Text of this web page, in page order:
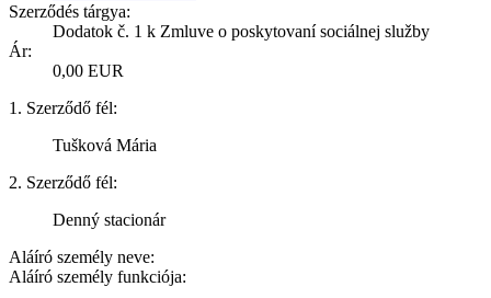
Szerződés tárgya:
Dodatok č. 1 k Zmluve o poskytovaní sociálnej služby
Ár:
0,00 EUR
1. Szerződő fél:
Tušková Mária
2. Szerződő fél:
Denný stacionár
Aláíró személy neve:
Aláíró személy funkciója: